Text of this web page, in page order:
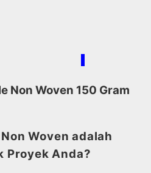
Non Woven 150 Gram
Woven adalah
Proyek Anda?